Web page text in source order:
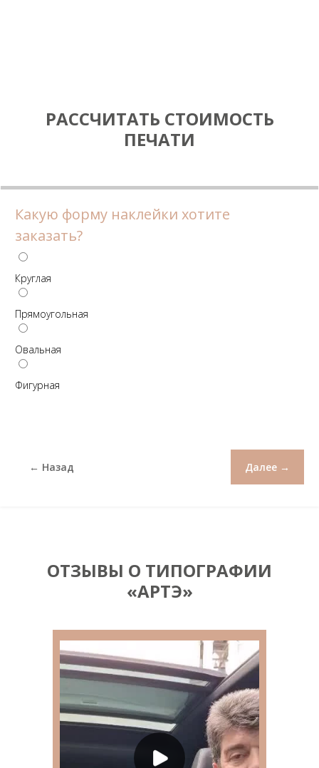
РАССЧИТАТЬ СТОИМОСТЬ
ПЕЧАТИ
Какую форму наклейки хотите
заказать?
Круглая
Прямоугольная
Овальная
Фигурная
← Назад Далее →
ОТЗЫВЫ О ТИПОГРАФИИ
«АРТЭ»